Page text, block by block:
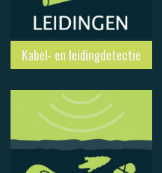
Kabel- en leidingdetectie